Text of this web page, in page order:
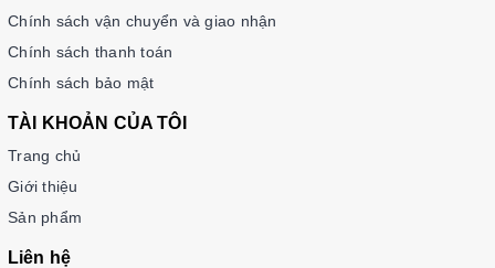
Chính sách vận chuyển và giao nhận
Chính sách thanh toán
Chính sách bảo mật
TÀI KHOẢN CỦA TÔI
Trang chủ
Giới thiệu
Sản phẩm
Liên hệ